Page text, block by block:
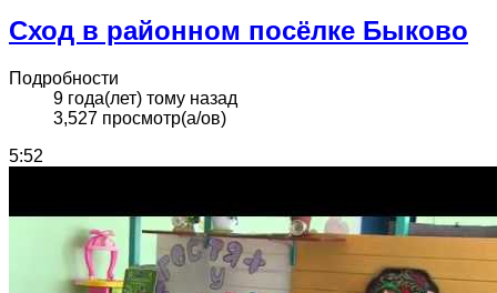
Сход в районном посёлке Быково
Подробности
9 года(лет) тому назад
3,527 просмотр(а/ов)
5:52